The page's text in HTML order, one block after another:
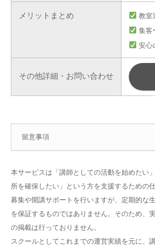
メリットまとめ
教室
集客
安心
その他詳細・お問い合わせ
留意事項
本サービスは「講師としての活動を始めたい
所を確保したい」という方を支援するための
募集や開講サポートを行いますが、定期的な
を保証するものではありません。そのため、
の掲載は行っておりません。
スクールとしてこれまでの運営実績を元に、